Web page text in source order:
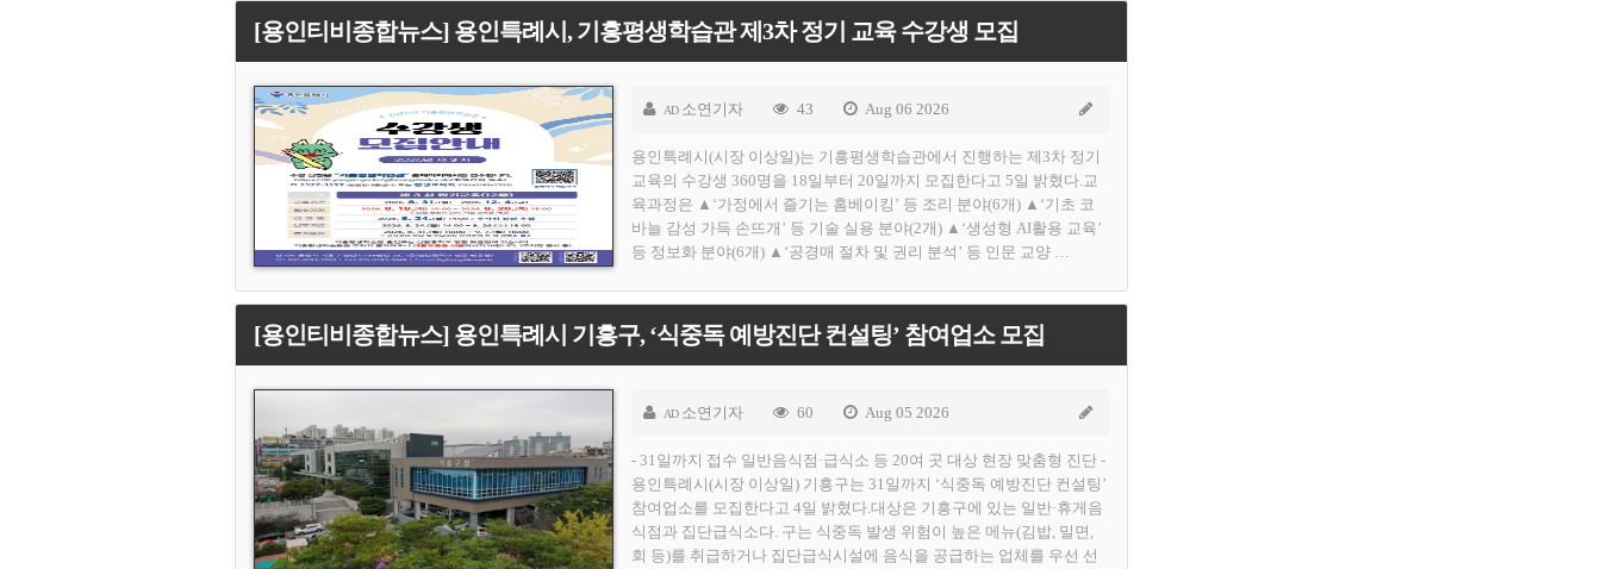
[용인티비종합뉴스] 용인특례시, 기흥평생학습관 제3차 정기 교육 수강생 모집
AD 소연기자 43 Aug 06 2026
용인특례시(시장 이상일)는 기흥평생학습관에서 진행하는 제3차 정기
교육의 수강생 360명을 18일부터 20일까지 모집한다고 5일 밝혔다.교
육과정은 ▲‘가정에서 즐기는 홈베이킹’ 등 조리 분야(6개) ▲‘기초 코
바늘 감성 가득 손뜨개’ 등 기술 실용 분야(2개) ▲‘생성형 AI활용 교육’
등 정보화 분야(6개) ▲‘공경매 절차 및 권리 분석’ 등 인문 교양 …
[용인티비종합뉴스] 용인특례시 기흥구, ‘식중독 예방진단 컨설팅’ 참여업소 모집
AD 소연기자 60 Aug 05 2026
- 31일까지 접수 일반음식점·급식소 등 20여 곳 대상 현장 맞춤형 진단 -
용인특례시(시장 이상일) 기흥구는 31일까지 ‘식중독 예방진단 컨설팅’
참여업소를 모집한다고 4일 밝혔다.대상은 기흥구에 있는 일반·휴게음
식점과 집단급식소다. 구는 식중독 발생 위험이 높은 메뉴(김밥, 밀면,
회 등)를 취급하거나 집단급식시설에 음식을 공급하는 업체를 우선 선